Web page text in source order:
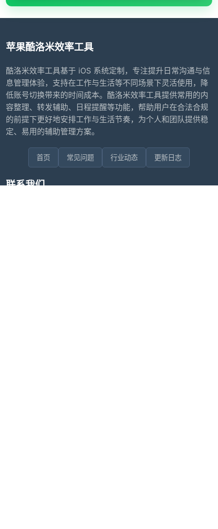
苹果酷洛米效率工具
酷洛米效率工具基于 iOS 系统定制，专注提升日常沟通与信
息管理体验，支持在工作与生活等不同场景下灵活使用，降
低账号切换带来的时间成本。酷洛米效率工具提供常用的内
容整理、转发辅助、日程提醒等功能，帮助用户在合法合规
的前提下更好地安排工作与生活节奏，为个人和团队提供稳
定、易用的辅助管理方案。
首页 常见问题 行业动态 更新日志
联系我们